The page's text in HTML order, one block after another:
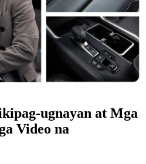
ugnayan at Mga
Video na